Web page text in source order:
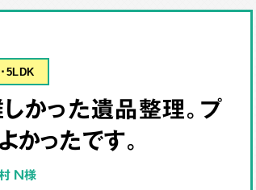
5LDK
かった遺品整理。プ
かったです。
N様